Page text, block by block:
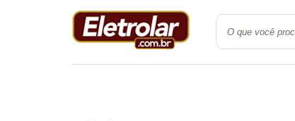
Quarto